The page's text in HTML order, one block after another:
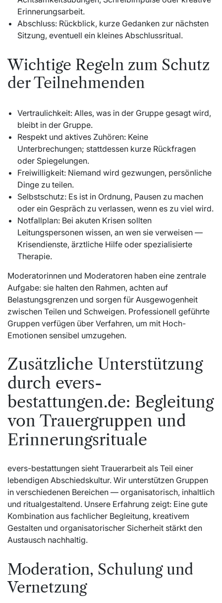
Erinnerungsarbeit.
Abschluss: Rückblick, kurze Gedanken zur nächsten
Sitzung, eventuell ein kleines Abschlussritual.
Wichtige Regeln zum Schutz
der Teilnehmenden
Vertraulichkeit: Alles, was in der Gruppe gesagt wird,
bleibt in der Gruppe.
Respekt und aktives Zuhören: Keine
Unterbrechungen; stattdessen kurze Rückfragen
oder Spiegelungen.
Freiwilligkeit: Niemand wird gezwungen, persönliche
Dinge zu teilen.
Selbstschutz: Es ist in Ordnung, Pausen zu machen
oder ein Gespräch zu verlassen, wenn es zu viel wird.
Notfallplan: Bei akuten Krisen sollten
Leitungspersonen wissen, an wen sie verweisen —
Krisendienste, ärztliche Hilfe oder spezialisierte
Therapie.
Moderatorinnen und Moderatoren haben eine zentrale
Aufgabe: sie halten den Rahmen, achten auf
Belastungsgrenzen und sorgen für Ausgewogenheit
zwischen Teilen und Schweigen. Professionell geführte
Gruppen verfügen über Verfahren, um mit Hoch-
Emotionen sensibel umzugehen.
Zusätzliche Unterstützung
durch evers-
bestattungen.de: Begleitung
von Trauergruppen und
Erinnerungsrituale
evers-bestattungen sieht Trauerarbeit als Teil einer
lebendigen Abschiedskultur. Wir unterstützen Gruppen
in verschiedenen Bereichen — organisatorisch, inhaltlich
und ritualgestaltend. Unsere Erfahrung zeigt: Eine gute
Kombination aus fachlicher Begleitung, kreativem
Gestalten und organisatorischer Sicherheit stärkt den
Austausch nachhaltig.
Moderation, Schulung und
Vernetzung